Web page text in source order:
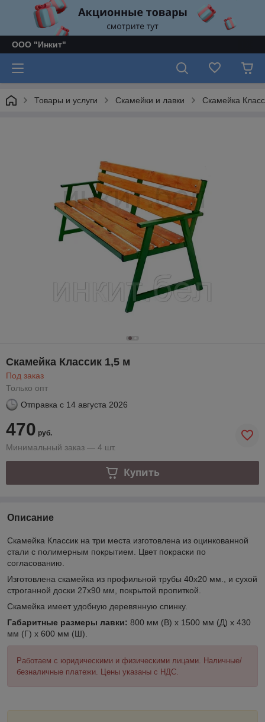
ООО "Инкит"
Товары и услуги Скамейки и лавки Скамейка
Скамейка Классик 1,5 м
Под заказ
Только опт
Отправка с 14 августа 2026
470 руб.
Минимальный заказ — 4 шт.
Купить
Описание
Скамейка Классик на три места изготовлена из оцинкованной
стали с полимерным покрытием. Цвет покраски по
согласованию.
Изготовлена скамейка из профильной трубы 40х20 мм., и сухой
строганной доски 27х90 мм, покрытой пропиткой.
Скамейка имеет удобную деревянную спинку.
Габаритные размеры лавки: 800 мм (В) х 1500 мм (Д) х 430
мм (Г) х 600 мм (Ш).
Работаем с юридическими и физическими лицами. Наличные/
безналичные платежи. Цены указаны с НДС.